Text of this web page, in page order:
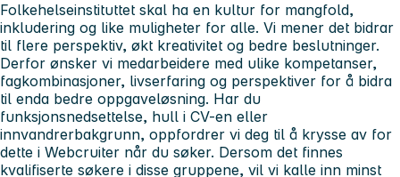
Folkehelseinstituttet skal ha en kultur for mangfold,
inkludering og like muligheter for alle. Vi mener det bidrar
til flere perspektiv, økt kreativitet og bedre beslutninger.
Derfor ønsker vi medarbeidere med ulike kompetanser,
fagkombinasjoner, livserfaring og perspektiver for å bidra
til enda bedre oppgaveløsning. Har du
funksjonsnedsettelse, hull i CV-en eller
innvandrerbakgrunn, oppfordrer vi deg til å krysse av for
dette i Webcruiter når du søker. Dersom det finnes
kvalifiserte søkere i disse gruppene, vil vi kalle inn minst